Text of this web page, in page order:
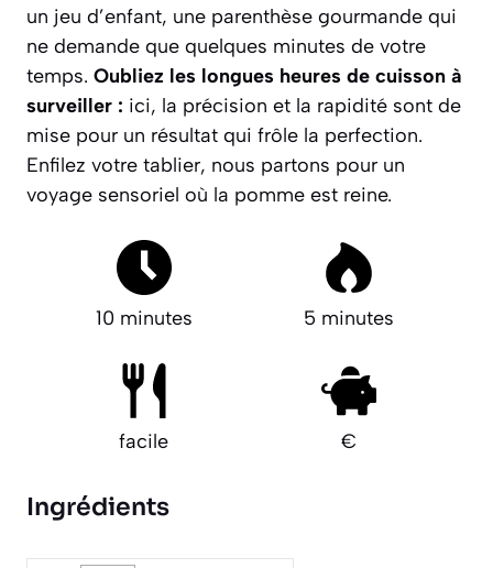
un jeu d’enfant, une parenthèse gourmande qui
ne demande que quelques minutes de votre
temps. Oubliez les longues heures de cuisson à
surveiller : ici, la précision et la rapidité sont de
mise pour un résultat qui frôle la perfection.
Enfilez votre tablier, nous partons pour un
voyage sensoriel où la pomme est reine.
10 minutes 5 minutes
facile €
Ingrédients